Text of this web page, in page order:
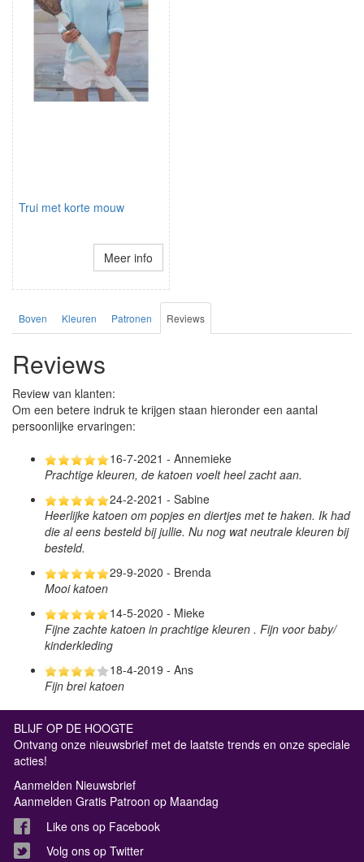
Trui met korte mouw
Meer info
Boven Kleuren Patronen Reviews
Reviews
Review van klanten:
Om een betere indruk te krijgen staan hieronder een aantal
persoonlijke ervaringen:
16-7-2021 - Annemieke
Prachtige kleuren, de katoen voelt heel zacht aan.
24-2-2021 - Sabine
Heerlijke katoen om popjes en diertjes met te haken. Ik had
die al eens besteld bij jullie. Nu nog wat neutrale kleuren bij
besteld.
29-9-2020 - Brenda
Mooi katoen
14-5-2020 - Mieke
Fijne zachte katoen in prachtige kleuren . Fijn voor baby/
kinderkleding
18-4-2019 - Ans
Fijn brei katoen
BLIJF OP DE HOOGTE
Ontvang onze nieuwsbrief met de laatste trends en onze speciale
acties!
Aanmelden Nieuwsbrief
Aanmelden Gratis Patroon op Maandag
Like ons op Facebook
Volg ons op Twitter